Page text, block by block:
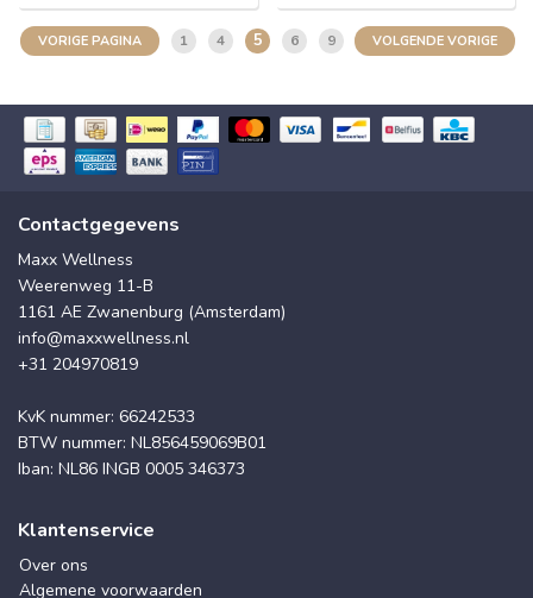
VORIGE PAGINA 1 4 5 6 9 VOLGENDE VORIGE
Contactgegevens
Maxx Wellness
Weerenweg 11-B
1161 AE Zwanenburg (Amsterdam)
info@maxxwellness.nl
+31 204970819
KvK nummer: 66242533
BTW nummer: NL856459069B01
Iban: NL86 INGB 0005 346373
Klantenservice
Over ons
Algemene voorwaarden